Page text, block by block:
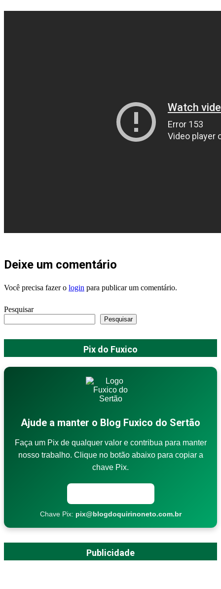
Deixe um comentário
Você precisa fazer o login para publicar um comentário.
Pesquisar
Pesquisar
Pix do Fuxico
Ajude a manter o Blog Fuxico do Sertão
Faça um Pix de qualquer valor e contribua para manter
nosso trabalho. Clique no botão abaixo para copiar a
chave Pix.
Chave Pix: pix@blogdoquirinoneto.com.br
Publicidade